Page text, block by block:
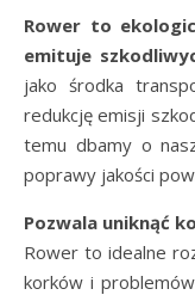
Rower to
emituje
jako środka
redukcję emisji
temu dbamy o
poprawy jakości
Pozwala uniknąć
Rower to idealne
korków i